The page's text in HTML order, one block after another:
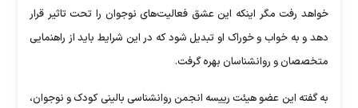
خواهد رفت مگر اینکه این عشق فعالیت‌های نوجوان را تحت تاثیر قرار
دهد و به خواب و خوراک او تبدیل شود که در این شرایط باید از راهنمایی
متخصصان و روانشناسان بهره گرفت.
به گفته این عضو هیئت رییسه انجمن روانشناسی بالینی کودک و نوجوان،